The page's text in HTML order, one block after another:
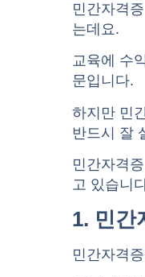
민간자격
는데요.
교육에 수
문입니다.
하지만 민
반드시 잘
민간자격
고 있습니
1. 민간
민간자격